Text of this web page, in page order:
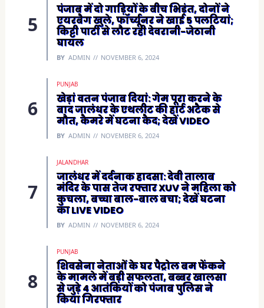
पंजाब में दो गाड़ियों के बीच भिड़ंत, दोनों ने
एयरबैग खुले, फॉर्च्यूनर ने खाई 5 पलटियां;
किट्टी पार्टी से लौट रही देवरानी-जेठानी
घायल
BY ADMIN NOVEMBER 6, 2024
PUNJAB
खेड़ां वतन पंजाब दियां: गेम पूरा करने के
बाद जालंधर के एथलीट की हार्ट अटैक से
मौत, कैमरे में घटना कैद; देखें VIDEO
BY ADMIN NOVEMBER 6, 2024
JALANDHAR
जालंधर में दर्दनाक हादसा: देवी तालाब
मंदिर के पास तेज रफ्तार XUV ने महिला को
कुचला, बच्चा बाल-बाल बचा; देखें घटना
का LIVE VIDEO
BY ADMIN NOVEMBER 6, 2024
PUNJAB
शिवसेना नेताओं के घर पैट्रोल बम फेंकने
के मामले में बड़ी सफलता, बब्बर खालसा
से जुड़े 4 आतंकियों को पंजाब पुलिस ने
किया गिरफ्तार